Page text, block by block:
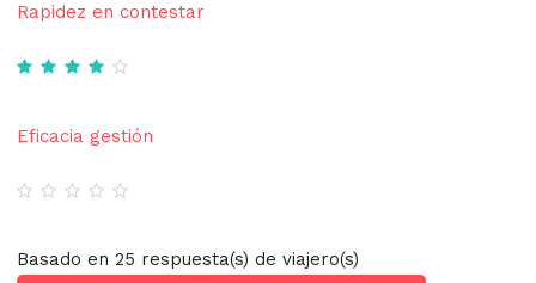
Rapidez en contestar
Eficacia gestión
Basado en 25 respuesta(s) de viajero(s)